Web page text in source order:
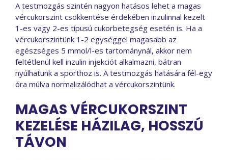
A testmozgás szintén nagyon hatásos lehet a magas
vércukorszint csökkentése érdekében inzulinnal kezelt
1-es vagy 2-es típusú cukorbetegség esetén is. Ha a
vércukorszintünk 1-2 egységgel magasabb az
egészséges 5 mmol/l-es tartománynál, akkor nem
feltétlenül kell inzulin injekciót alkalmazni, bátran
nyúlhatunk a sporthoz is. A testmozgás hatására fél-egy
óra múlva normalizálódhat a vércukorszintünk.
MAGAS VÉRCUKORSZINT
KEZELÉSE HÁZILAG, HOSSZÚ
TÁVON